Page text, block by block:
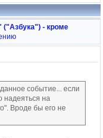
- кроме
событие... если
надеяться на
Вроде бы его не